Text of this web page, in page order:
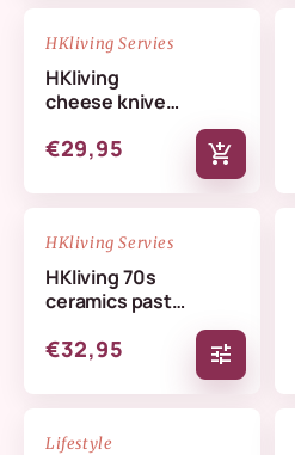
NIEUW
HKliving Servies
HKliving
cheese knives
€29,95 add_shopping_cart
NIEUW
HKliving Servies
HKliving 70s
ceramics pasta
€32,95 tune
NIEUW
Lifestyle